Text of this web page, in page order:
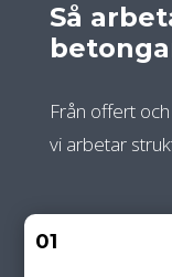
Så
Från offert
vi arbetar
01